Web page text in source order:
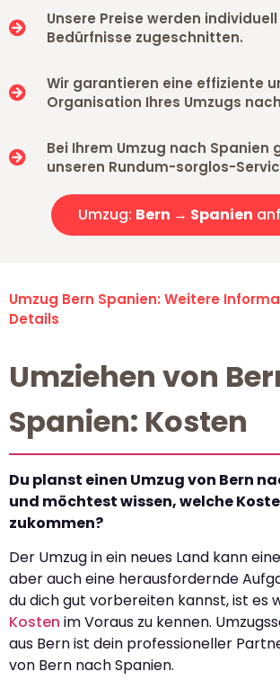
Unsere Preise werden
Bedürfnisse zugeschnitten.
Wir garantieren eine effiziente
Organisation Ihres Umzugs
Bei Ihrem Umzug nach Spanien
unseren Rundum-sorglos-
Umzug: Bern → Spanien
Umzug Bern Spanien: Weitere
Details
Umziehen von
Spanien: Kosten
Du planst einen Umzug von Bern
und möchtest wissen, welche
zukommen?
Der Umzug in ein neues Land kann
aber auch eine herausfordernde
du dich gut vorbereiten kannst, ist es
Kosten im Voraus zu kennen.
aus Bern ist dein professioneller
von Bern nach Spanien.